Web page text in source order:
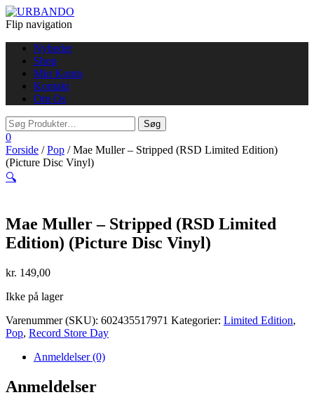
Flip navigation
Nyheder
Shop
Min Konto
Kontakt
Om Os
0
Forside /Pop / Mae Muller – Stripped (RSD Limited Edition)
(Picture Disc Vinyl)
🔍
Mae Muller – Stripped (RSD Limited
Edition) (Picture Disc Vinyl)
kr. 149,00
Ikke på lager
Varenummer (SKU): 602435517971 Kategorier: Limited Edition,
Pop, Record Store Day
Anmeldelser (0)
Anmeldelser